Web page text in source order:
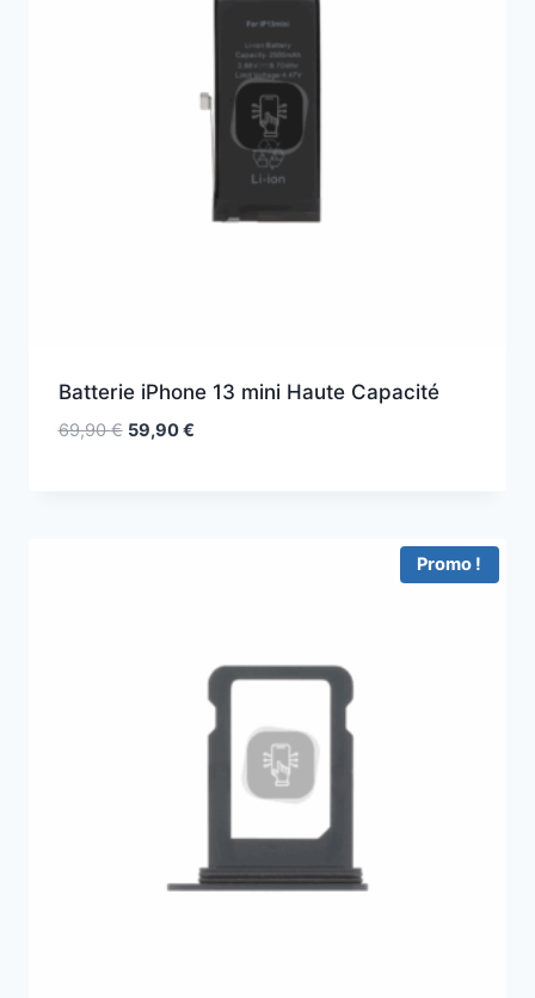
Batterie iPhone 13 mini Haute Capacité
69,90€ 59,90€
Promo !